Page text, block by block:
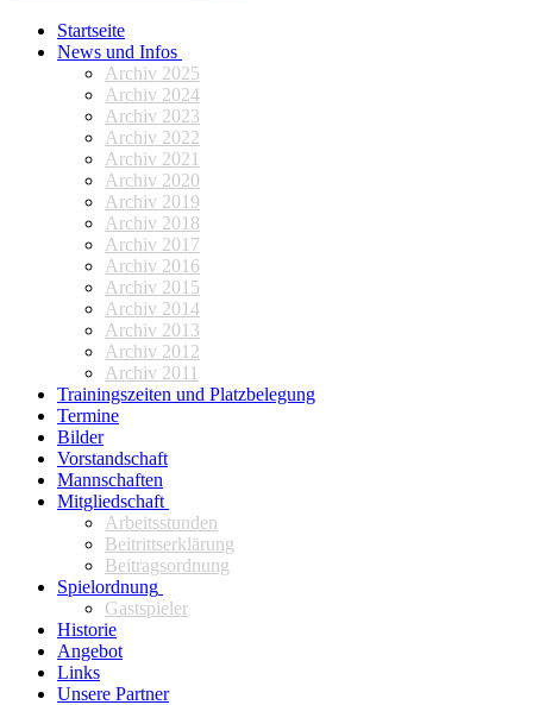
Startseite
News und Infos
Archiv 2025
Archiv 2024
Archiv 2023
Archiv 2022
Archiv 2021
Archiv 2020
Archiv 2019
Archiv 2018
Archiv 2017
Archiv 2016
Archiv 2015
Archiv 2014
Archiv 2013
Archiv 2012
Archiv 2011
Trainingszeiten und Platzbelegung
Termine
Bilder
Vorstandschaft
Mannschaften
Mitgliedschaft
Arbeitsstunden
Beitrittserklärung
Beitragsordnung
Spielordnung
Gastspieler
Historie
Angebot
Links
Unsere Partner